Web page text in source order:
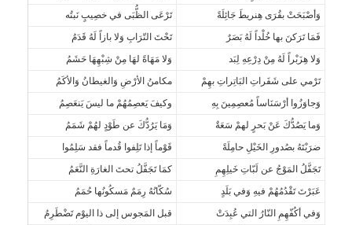
وَأصْبَحَتْ بقُرَى هِنريطَ جَائِلَةً
تَرْعَى الظُّبَى في خصِيبٍ نَبتُه
فَمَا تَرَكنَ بها خُلْداً لَهُ بَصَرٌ
تَحْتَ التّرَابِ وَلا بازاً لَهُ قَدَمُ
وَلا هِزَبْراً لَهُ مِنْ دِرْعِهِ لِبَد
وَلا مَهَاةً لهَا مِنْ شِبْهِهَا حَشَمُ
تَرْمي على شَفَراتِ البَاتِراتِ بهِمْ
مكامنُ الأرْضِ وَالغيطانُ وَالأكَمُ
وَجاوَزُوا أرْسَنَاساً مُعصِمِينَ بِهِ
وكيفَ يَعصِمُهُمْ ما ليسَ يَنعَصِمُ
وَما يَصُدُّكَ عَنْ بَحرٍ لهمْ سَعَةٌ
وَمَا يَرُدُّكَ عن طَوْدٍ لهُمْ شَمَمُ
ضرَبْتَهُ بصُدورِ الخَيْلِ حامِلَةً
قَوْماً إذا تَلِفوا قُدماً فقد سَلِمُوا
تَجَفَّلُ المَوْجُ عن لَبّاتِ خَيلِهِمِ
كمَا تَجَفَّلُ تحتَ الغارَةِ النَّعَمُ
عَبَرْتَ تَقْدُمُهُمْ فيهِ وَفي بَلَدٍ
سُكّانُهُ رِمَمٌ مَسكُونُها حُمَمُ
وَفي أكُفّهِمِ النّارُ التي عُبِدَتْ
قبل المَجوس إلى ذا اليوْم تَضْطَرِمُ